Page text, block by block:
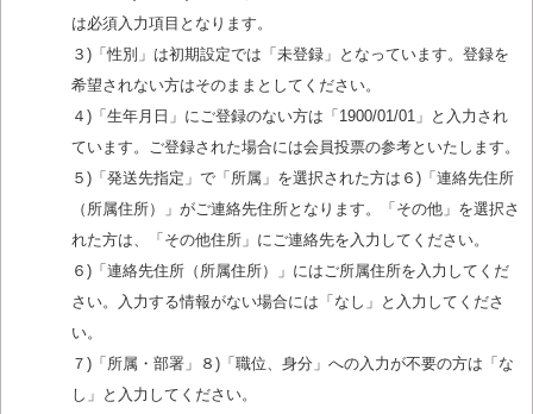
は必須入力項目となります。
３)「性別」は初期設定では「未登録」となっています。登録を
希望されない方はそのままとしてください。
４)「生年月日」にご登録のない方は「1900/01/01」と入力され
ています。ご登録された場合には会員投票の参考といたします。
５)「発送先指定」で「所属」を選択された方は６)「連絡先住所
（所属住所）」がご連絡先住所となります。「その他」を選択さ
れた方は、「その他住所」にご連絡先を入力してください。
６)「連絡先住所（所属住所）」にはご所属住所を入力してくだ
さい。入力する情報がない場合には「なし」と入力してくださ
い。
７)「所属・部署」８)「職位、身分」への入力が不要の方は「な
し」と入力してください。